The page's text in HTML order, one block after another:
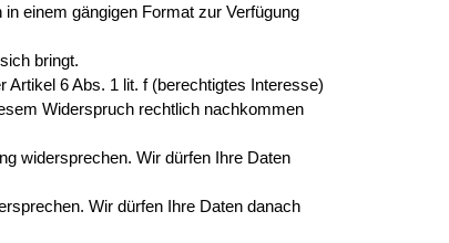
einem gängigen Format zur Verfügung
bringt.
Artikel 6 Abs. 1 lit. f (berechtigtes Interesse)
Widerspruch rechtlich nachkommen
widersprechen. Wir dürfen Ihre Daten
Wir dürfen Ihre Daten danach